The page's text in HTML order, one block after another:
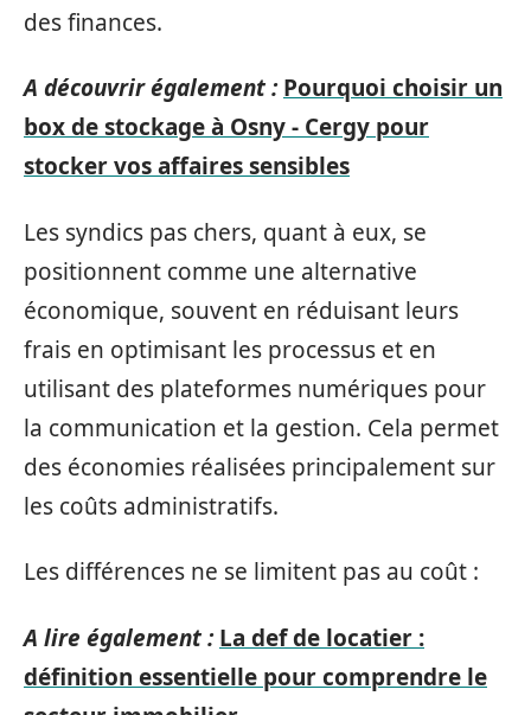
des finances.
A découvrir également : Pourquoi choisir un
box de stockage à Osny - Cergy pour
stocker vos affaires sensibles
Les syndics pas chers, quant à eux, se
positionnent comme une alternative
économique, souvent en réduisant leurs
frais en optimisant les processus et en
utilisant des plateformes numériques pour
la communication et la gestion. Cela permet
des économies réalisées principalement sur
les coûts administratifs.
Les différences ne se limitent pas au coût :
A lire également : La def de locatier :
définition essentielle pour comprendre le